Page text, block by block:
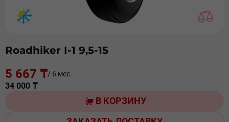
Roadhiker I-1 9,5-15
5 667 ₸/ 6 мес.
34 000 ₸
В КОРЗИНУ